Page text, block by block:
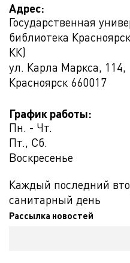
Адрес:
Государственная
библиотека
КК)
ул. Карла Маркса, 114,
Красноярск 660017
График работы:
Пн. - Чт.
Пт., Сб.
Воскресенье
Каждый последний
санитарный день
Рассылка новостей